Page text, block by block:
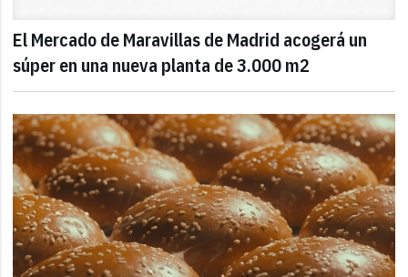
El Mercado de Maravillas de Madrid acogerá un
súper en una nueva planta de 3.000 m2